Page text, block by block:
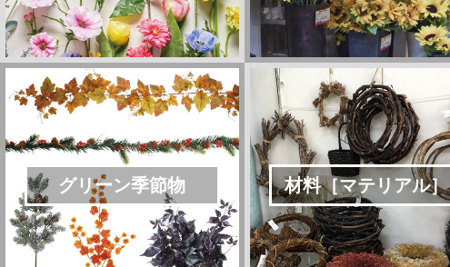
グリーン季節物 材料［マテリアル］